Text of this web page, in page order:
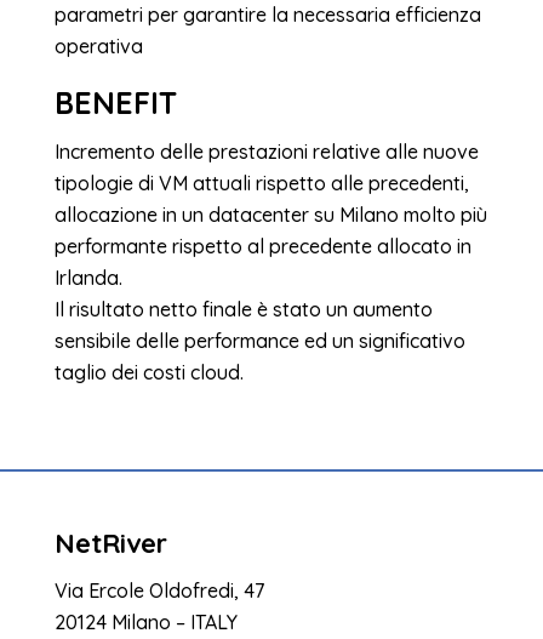
parametri per garantire la necessaria efficienza
operativa
BENEFIT
Incremento delle prestazioni relative alle nuove
tipologie di VM attuali rispetto alle precedenti,
allocazione in un datacenter su Milano molto più
performante rispetto al precedente allocato in
Irlanda.
Il risultato netto finale è stato un aumento
sensibile delle performance ed un significativo
taglio dei costi cloud.
NetRiver
Via Ercole Oldofredi, 47
20124 Milano – ITALY